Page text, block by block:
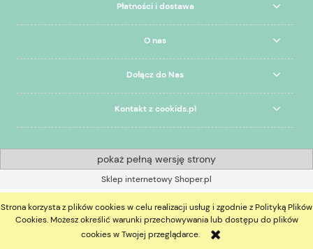
Strona korzysta z plików cookies w celu realizacji usług i zgodnie z Polityką Plików
Cookies. Możesz określić warunki przechowywania lub dostępu do plików
cookies w Twojej przeglądarce.
Płatności i dostawa
O nas
Dołącz do Nas
Kontakt z cookids.pl
pokaż pełną wersję strony
Sklep internetowy Shoper.pl